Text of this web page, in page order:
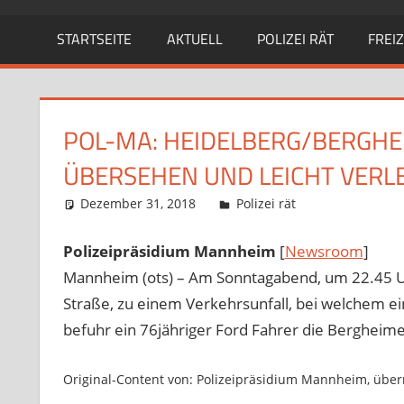
STARTSEITE AKTUELL POLIZEI RÄT
POL-MA: HEIDELBERG/
BERSEHEN UND LEICHT
Dezember 31, 2018 Richard Uhl
Polizei rät
Polizeipräsidium Mannheim [Newsroom]
Mannheim (ots) – Am Sonntagabend, um 22.45
Straße, zu einem Verkehrsunfall, bei welchem
befuhr ein 76jähriger Ford Fahrer die
Original-Content von: Polizeipräsidium Mannheim,